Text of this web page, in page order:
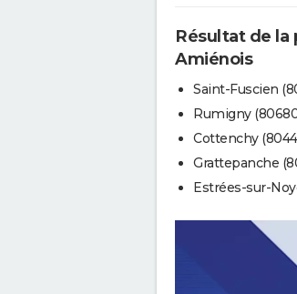
Résultat de la
Amiénois
Saint-Fuscien
Rumigny
Cottenchy
Grattepanche
Estrées-sur-